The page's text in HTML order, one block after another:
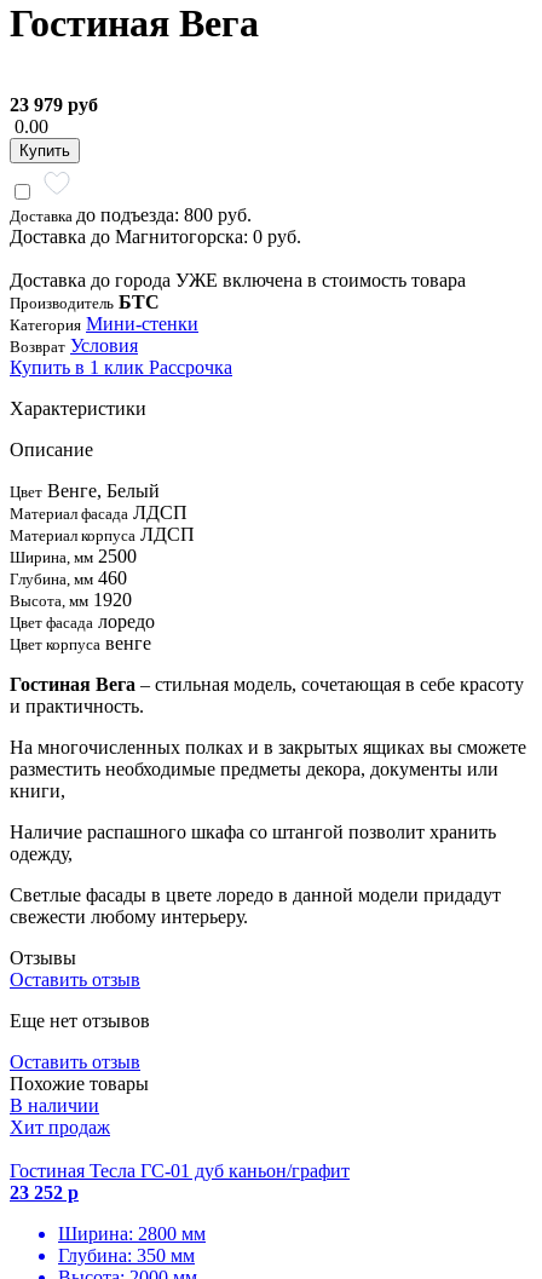
Гостиная Вега
23 979 руб
0.00
Купить
Доставка до подъезда: 800 руб.
Доставка до Магнитогорска: 0 руб.
Доставка до города УЖЕ включена в стоимость товара
Производитель БТС
Категория Мини-стенки
Возврат Условия
Купить в 1 клик Рассрочка
Характеристики
Описание
Цвет Венге, Белый
Материал фасада ЛДСП
Материал корпуса ЛДСП
Ширина, мм 2500
Глубина, мм 460
Высота, мм 1920
Цвет фасада лоредо
Цвет корпуса венге
Гостиная Вега – стильная модель, сочетающая в себе красоту
и практичность.
На многочисленных полках и в закрытых ящиках вы сможете
разместить необходимые предметы декора, документы или
книги,
Наличие распашного шкафа со штангой позволит хранить
одежду,
Светлые фасады в цвете лоредо в данной модели придадут
свежести любому интерьеру.
Отзывы
Оставить отзыв
Еще нет отзывов
Оставить отзыв
Похожие товары
В наличии
Хит продаж
Гостиная Тесла ГС-01 дуб каньон/графит
23 252 р
Ширина: 2800 мм
Глубина: 350 мм